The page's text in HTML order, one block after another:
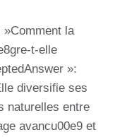
la
t-elle
»:
diversifie ses
naturelles entre
avancu00e9 et